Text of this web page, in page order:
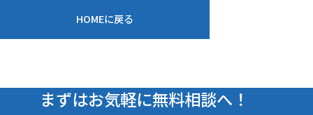
HOMEに戻る
まずはお気軽に無料相談へ！